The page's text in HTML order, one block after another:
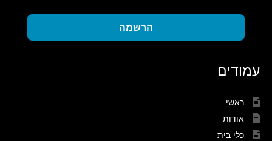
הרשמה
עמודים
ראשי
אודות
כלי בית